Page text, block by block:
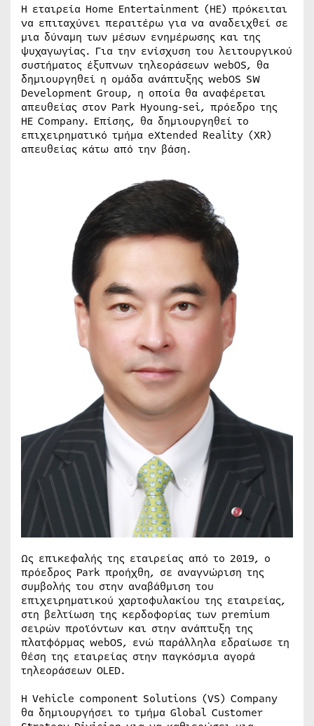
Η εταιρεία Home Entertainment (HE) πρόκειται
να επιταχύνει περαιτέρω για να αναδειχθεί σε
μια δύναμη των μέσων ενημέρωσης και της
ψυχαγωγίας. Για την ενίσχυση του λειτουργικού
συστήματος έξυπνων τηλεοράσεων webOS, θα
δημιουργηθεί η ομάδα ανάπτυξης webOS SW
Development Group, η οποία θα αναφέρεται
απευθείας στον Park Hyoung-sei, πρόεδρο της
HE Company. Επίσης, θα δημιουργηθεί το
επιχειρηματικό τμήμα eXtended Reality (XR)
απευθείας κάτω από την βάση.
Ως επικεφαλής της εταιρείας από το 2019, ο
πρόεδρος Park προήχθη, σε αναγνώριση της
συμβολής του στην αναβάθμιση του
επιχειρηματικού χαρτοφυλακίου της εταιρείας,
στη βελτίωση της κερδοφορίας των premium
σειρών προϊόντων και στην ανάπτυξη της
πλατφόρμας webOS, ενώ παράλληλα εδραίωσε τη
θέση της εταιρείας στην παγκόσμια αγορά
τηλεοράσεων OLED.
Η Vehicle component Solutions (VS) Company
θα δημιουργήσει το τμήμα Global Customer